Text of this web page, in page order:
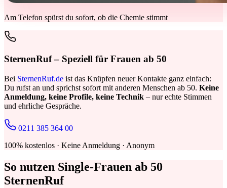
Am Telefon spürst du sofort, ob die Chemie stimmt
SternenRuf – Speziell für Frauen ab 50
Bei SternenRuf.de ist das Knüpfen neuer Kontakte ganz einfach:
Du rufst an und sprichst sofort mit anderen Menschen ab 50. Keine
Anmeldung, keine Profile, keine Technik – nur echte Stimmen
und ehrliche Gespräche.
0211 385 364 00
100% kostenlos · Keine Anmeldung · Anonym
So nutzen Single-Frauen ab 50
SternenRuf